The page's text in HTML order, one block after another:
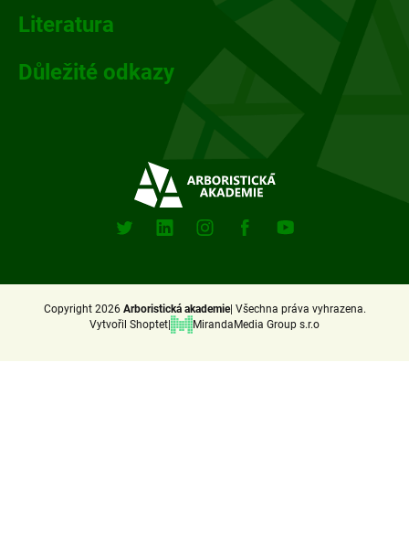
Literatura
Důležité odkazy
Sociální
sitě
X
LinkedinInstagramFacebookYoutube
Vytvořil Shoptet MirandaMedia Group s.r.o
Copyright 2026 Arboristická akademie Všechna práva vyhrazena.